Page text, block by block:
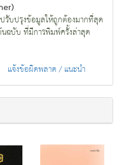
รับปรุงข้อมูลให้ถูกต้องมากที่สุด
ฉบับ ที่มีการพิมพ์ครั้งล่าสุด
แจ้งข้อผิดพลาด / แนะนำ